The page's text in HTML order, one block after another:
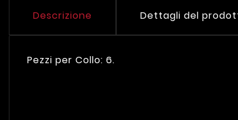
Descrizione Dettagli del
Pezzi per Collo: 6.